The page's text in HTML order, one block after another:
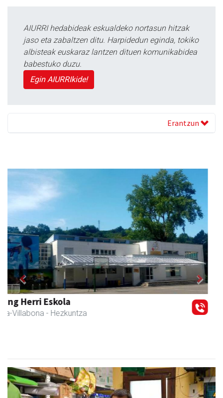
AIURRI hedabideak eskualdeko nortasun hitzak
jaso eta zabaltzen ditu. Harpidedun eginda, tokiko
albisteak euskaraz lantzen dituen komunikabidea
babestuko duzu.
Egin AIURRIkide!
Erantzun
Amasa kafetegia
Amasa-Villabona - Gozotegiak
Previous Next